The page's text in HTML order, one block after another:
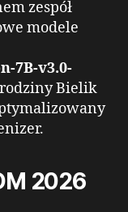
zespół
modele
7B-v3.0-
Bielik
2026